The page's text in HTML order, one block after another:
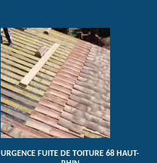
URGENCE FUITE DE TOITURE 68 HAUT-